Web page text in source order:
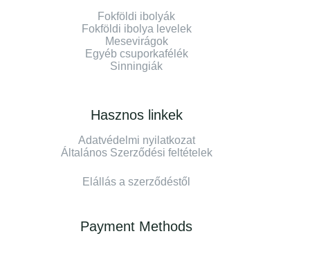
Fokföldi ibolyák
Fokföldi ibolya levelek
Mesevirágok
Egyéb csuporkafélék
Sinningiák
Hasznos linkek
Adatvédelmi nyilatkozat
Általános Szerződési feltételek
Elállás a szerződéstől
Payment Methods